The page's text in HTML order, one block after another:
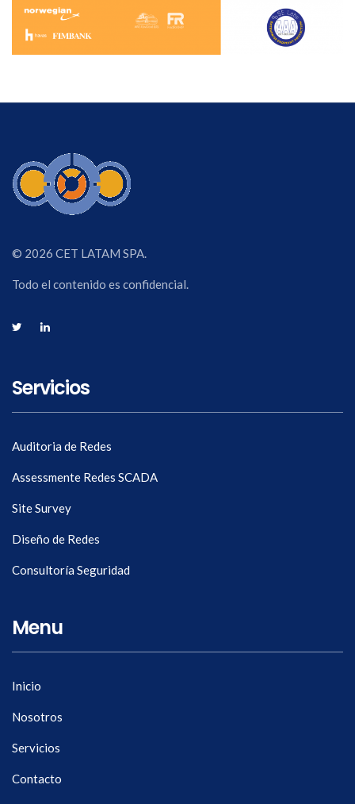
© 2026 CET LATAM SPA.
Todo el contenido es confidencial.
Servicios
Auditoria de Redes
Assessmente Redes SCADA
Site Survey
Diseño de Redes
Consultoría Seguridad
Menu
Inicio
Nosotros
Servicios
Contacto